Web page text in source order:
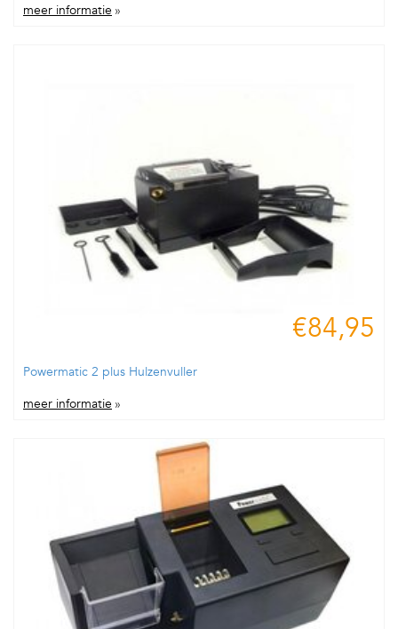
meer informatie »
€84,95
Powermatic 2 plus Hulzenvuller
meer informatie »